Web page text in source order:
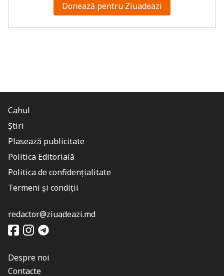
Donează pentru Ziuadeazi
Cahul
Știri
Plasează publicitate
Politica Editorială
Politica de confidențialitate
Termeni și condiții
redactor@ziuadeazi.md
Despre noi
Contacte